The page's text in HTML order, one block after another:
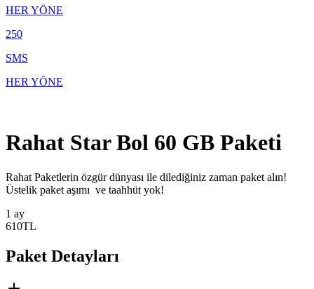
HER YÖNE
250
SMS
HER YÖNE
Rahat Star Bol 60 GB Paketi
​​Rahat Paketlerin özgür dünyası ile dilediğiniz zaman paket alın!
Üstelik paket aşımı ve taahhüt yok! ​
1 ay
610TL
Paket Detayları